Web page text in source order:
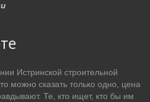
Истринской строительной
можно сказать только одно, цена
Те, кто ищет, кто бы им